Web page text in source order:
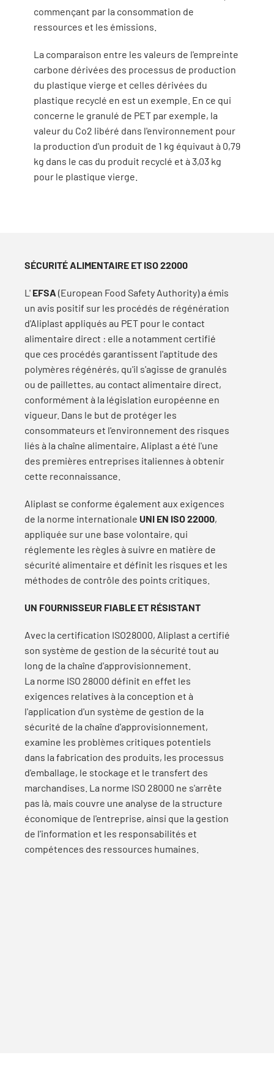
commençant par la consommation de
ressources et les émissions.
La comparaison entre les valeurs de l'empreinte
carbone dérivées des processus de production
du plastique vierge et celles dérivées du
plastique recyclé en est un exemple. En ce qui
concerne le granulé de PET par exemple, la
valeur du Co2 libéré dans l'environnement pour
la production d'un produit de 1 kg équivaut à 0,79
kg dans le cas du produit recyclé et à 3,03 kg
pour le plastique vierge.
SÉCURITÉ ALIMENTAIRE ET ISO 22000
L' EFSA (European Food Safety Authority) a émis
un avis positif sur les procédés de régénération
d'Aliplast appliqués au PET pour le contact
alimentaire direct : elle a notamment certifié
que ces procédés garantissent l'aptitude des
polymères régénérés, qu'il s'agisse de granulés
ou de paillettes, au contact alimentaire direct,
conformément à la législation européenne en
vigueur. Dans le but de protéger les
consommateurs et l'environnement des risques
liés à la chaîne alimentaire, Aliplast a été l'une
des premières entreprises italiennes à obtenir
cette reconnaissance.
Aliplast se conforme également aux exigences
de la norme internationale UNI EN ISO 22000,
appliquée sur une base volontaire, qui
réglemente les règles à suivre en matière de
sécurité alimentaire et définit les risques et les
méthodes de contrôle des points critiques.
UN FOURNISSEUR FIABLE ET RÉSISTANT
Avec la certification ISO28000, Aliplast a certifié
son système de gestion de la sécurité tout au
long de la chaîne d'approvisionnement.
La norme ISO 28000 définit en effet les
exigences relatives à la conception et à
l'application d'un système de gestion de la
sécurité de la chaîne d'approvisionnement,
examine les problèmes critiques potentiels
dans la fabrication des produits, les processus
d'emballage, le stockage et le transfert des
marchandises. La norme ISO 28000 ne s'arrête
pas là, mais couvre une analyse de la structure
économique de l'entreprise, ainsi que la gestion
de l'information et les responsabilités et
compétences des ressources humaines.